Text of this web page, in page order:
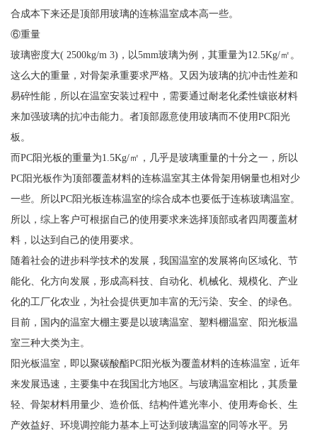
合成本下来还是顶部用玻璃的连栋温室成本高一些。
⑥重量
玻璃密度大( 2500kg/m 3)，以5mm玻璃为例，其重量为12.5Kg/㎡。
这么大的重量，对骨架承重要求严格。又因为玻璃的抗冲击性差和
易碎性能，所以在温室安装过程中，需要通过耐老化柔性镶嵌材料
来加强玻璃的抗冲击能力。者顶部愿意使用玻璃而不使用PC阳光
板。
而PC阳光板的重量为1.5Kg/㎡，几乎是玻璃重量的十分之一，所以
PC阳光板作为顶部覆盖材料的连栋温室其主体骨架用钢量也相对少
一些。所以PC阳光板连栋温室的综合成本也要低于连栋玻璃温室。
所以，综上客户可根据自己的使用要求来选择顶部或者四周覆盖材
料，以达到自己的使用要求。
随着社会的进步科学技术的发展，我国温室的发展将向区域化、节
能化、化方向发展，形成高科技、自动化、机械化、规模化、产业
化的工厂化农业，为社会提供更加丰富的无污染、安全、的绿色。
目前，国内的温室大棚主要是以玻璃温室、塑料棚温室、阳光板温
室三种大类为主。
阳光板温室，即以聚碳酸酯PC阳光板为覆盖材料的连栋温室，近年
来发展迅速，主要集中在我国北方地区。与玻璃温室相比，其质量
轻、骨架材料用量少、造价低、结构件遮光率小、使用寿命长、生
产效益好、环境调控能力基本上可达到玻璃温室的同等水平。另